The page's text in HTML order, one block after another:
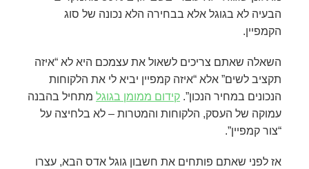
הבעיה לא בגוגל אלא בבחירה הלא נכונה של סוג
הקמפיין.
השאלה שאתם צריכים לשאול את עצמכם היא לא “איזה
תקציב לשים” אלא “איזה קמפיין יביא לי את הלקוחות
הנכונים במחיר הנכון”. קידום ממומן בגוגל מתחיל בהבנה
עמוקה של העסק, הלקוחות והמטרות – לא בלחיצה על
“צור קמפיין”.
אז לפני שאתם פותחים את חשבון גוגל אדס הבא, עצרו